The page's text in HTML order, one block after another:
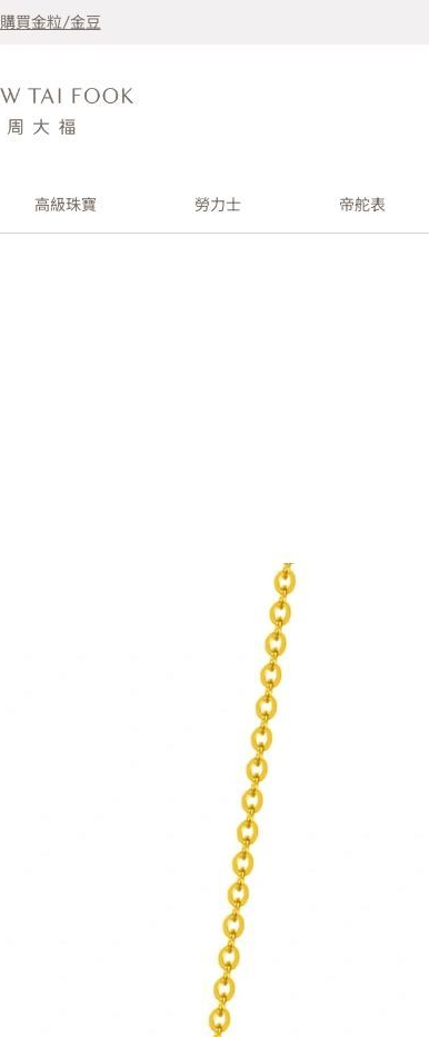
購買金粒/金豆
高級珠寶 勞力士 帝舵表